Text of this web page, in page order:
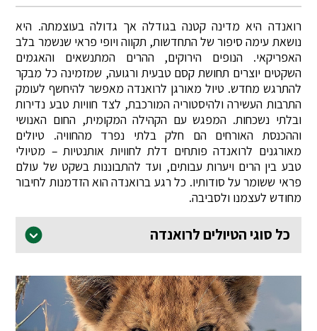
רואנדה היא מדינה קטנה בגודלה אך גדולה בעוצמתה. היא
נושאת עימה סיפור של התחדשות, תקווה ויופי פראי שנשמר בלב
האפריקאי. הנופים הירוקים, ההרים המתנשאים והאגמים
השקטים יוצרים תחושת קסם טבעית ורגועה, שמזמינה כל מבקר
להתרגש מחדש. טיול מאורגן לרואנדה מאפשר להיחשף לעומק
התרבות העשירה ולהיסטוריה המורכבת, לצד חוויות טבע נדירות
ובלתי נשכחות. המפגש עם הקהילה המקומית, החום האנושי
וההכנסת האורחים הם חלק בלתי נפרד מהחוויה. טיולים
מאורגנים לרואנדה פותחים דלת לחוויות אותנטיות – מטיולי
טבע בין הרים ויערות עבותים, ועד להתבוננות בשקט של עולם
פראי ששומר על סודותיו. כל רגע ברואנדה הוא הזדמנות לחיבור
מחודש לעצמנו ולסביבה.
כל סוגי הטיולים לרואנדה